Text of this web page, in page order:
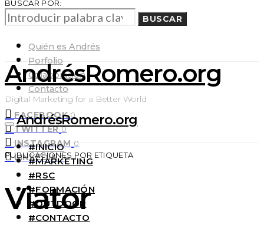
BUSCAR POR:
BUSCAR
Quién es Andrés
Porfolio
Colaboración
Contacto
FACEBOOK 0
TWITTER 0
INSTAGRAM 0
LINKEDIN 0
AndrésRomero.org
Digital Marketing for a Better World
AndrésRomero.org
#INICIO
#MARKETING
#RSC
#FORMACIÓN
#OUTDOOR
#CONTACTO
PUBLICACIONES POR ETIQUETA
Viator